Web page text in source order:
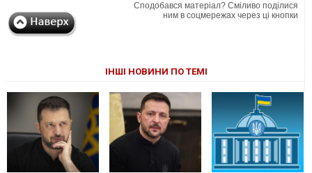
Сподобався матеріал? Сміливо поділися
ним в соцмережах через ці кнопки
ІНШІ НОВИНИ ПО ТЕМІ